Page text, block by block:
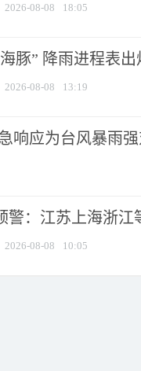
2026-08-08 18:05
豚” 降雨进程表
2026-08-08 13:19
响应为台风暴雨
警：江苏上海浙江
2026-08-08 10:05